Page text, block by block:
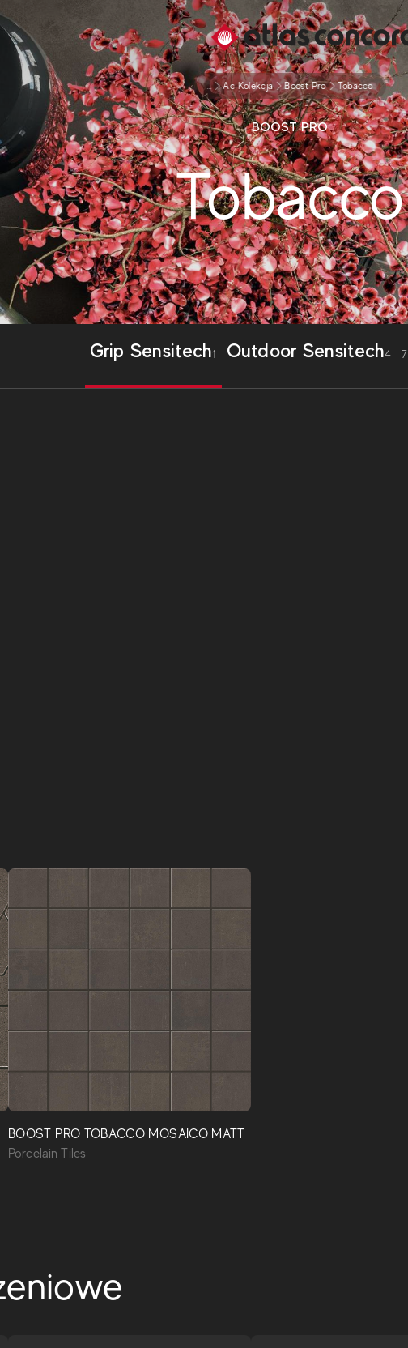
... Ac Kolekcja Boost Pro Tobacco
BOOST PRO
Tobacco
Grip Sensitech1 Outdoor Sensitech4 7
BOOST PRO TOBACCO MOSAICO MATT
Porcelain Tiles